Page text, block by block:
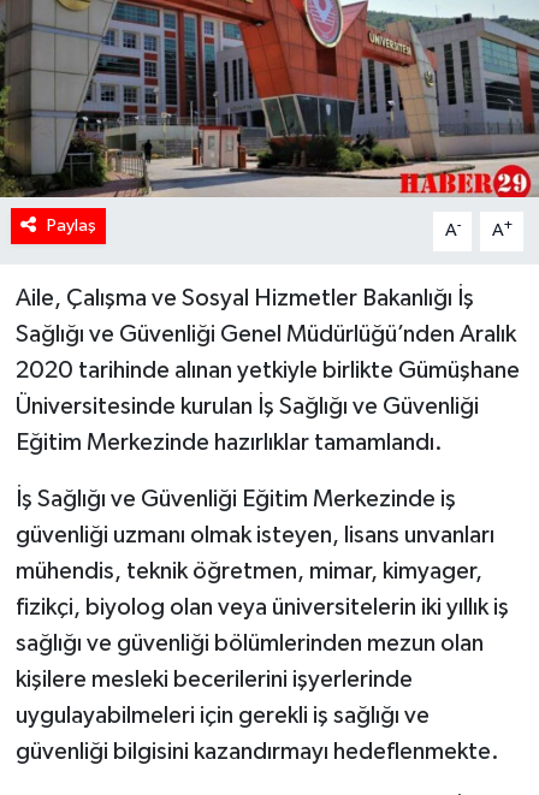
Paylaş A- A+
Aile, Çalışma ve Sosyal Hizmetler Bakanlığı İş
Sağlığı ve Güvenliği Genel Müdürlüğü’nden Aralık
2020 tarihinde alınan yetkiyle birlikte Gümüşhane
Üniversitesinde kurulan İş Sağlığı ve Güvenliği
Eğitim Merkezinde hazırlıklar tamamlandı.
İş Sağlığı ve Güvenliği Eğitim Merkezinde iş
güvenliği uzmanı olmak isteyen, lisans unvanları
mühendis, teknik öğretmen, mimar, kimyager,
fizikçi, biyolog olan veya üniversitelerin iki yıllık iş
sağlığı ve güvenliği bölümlerinden mezun olan
kişilere mesleki becerilerini işyerlerinde
uygulayabilmeleri için gerekli iş sağlığı ve
güvenliği bilgisini kazandırmayı hedeflenmekte.